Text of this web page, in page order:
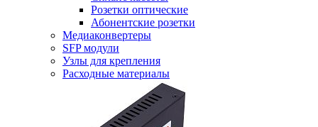
Розетки оптические
Абонентские розетки
Медиаконвертеры
SFP модули
Узлы для крепления
Расходные материалы